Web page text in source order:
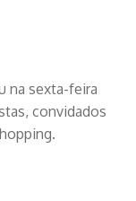
na sexta-feira
convidados